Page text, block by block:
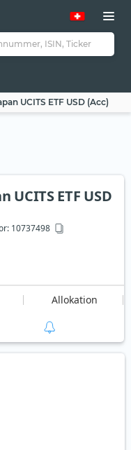
UCITS ETF USD (Acc)
UCITS ETF USD
10737498
Allokation